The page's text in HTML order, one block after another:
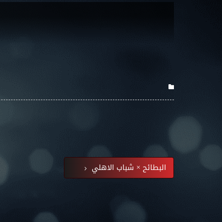
البطائح × شباب الاهلي